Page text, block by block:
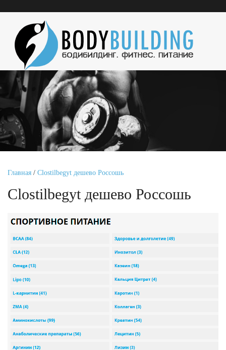
Главная / Clostilbegyt дешево Россошь
Clostilbegyt дешево Россошь